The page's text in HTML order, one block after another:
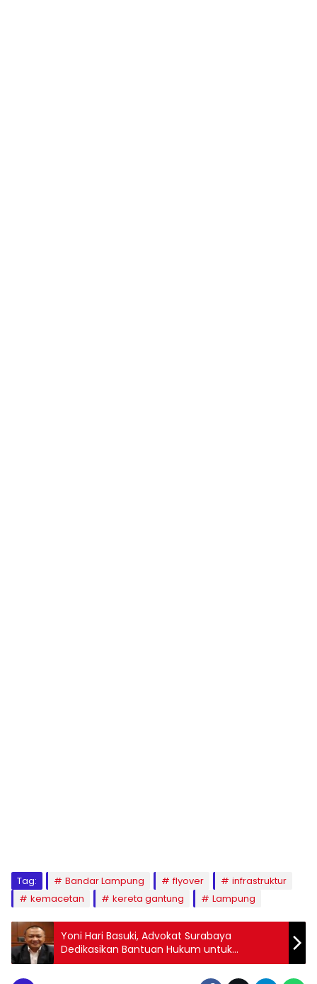
Tag: Bandar Lampung flyover
infrastruktur
kemacetan
kereta gantung Lampung
Yoni Hari Basuki, Advokat Surabaya
Dedikasikan Bantuan Hukum untuk
Masyarakat Kurang Mampu